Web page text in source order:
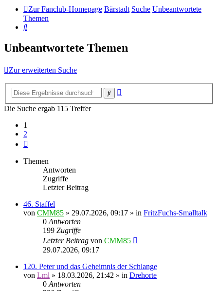
Zur Fanclub-Homepage Bärstadt Suche Unbeantwortete
Themen
Suche
Unbeantwortete Themen
Zur erweiterten Suche
Suche
Die Suche ergab 115 Treffer
1
2
Themen
Antworten
Zugriffe
Letzter Beitrag
46. Staffel
von CMM85 » 29.07.2026, 09:17 » in FritzFuchs-Smalltalk
0 Antworten
199 Zugriffe
Letzter Beitrag von CMM85
29.07.2026, 09:17
120. Peter und das Geheimnis der Schlange
von Lml » 18.03.2026, 21:42 » in Drehorte
0 Antworten